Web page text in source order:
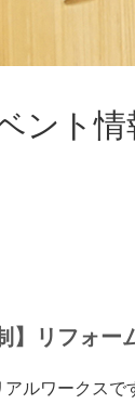
ント情
】リフォー
アルワークスで